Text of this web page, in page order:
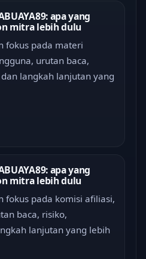
apa yang
mitra lebih dulu
fokus pada materi
urutan baca,
langkah lanjutan yang
apa yang
mitra lebih dulu
fokus pada komisi afiliasi,
baca, risiko,
lanjutan yang lebih